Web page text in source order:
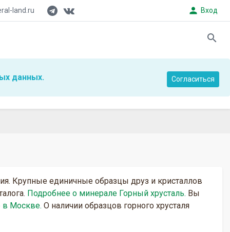
land.ru person Вход
search
данных. Согласиться
Крупные единичные образцы друз и кристаллов
Подробнее о минерале Горный хрусталь. Вы
в Москве. О наличии образцов горного хрусталя